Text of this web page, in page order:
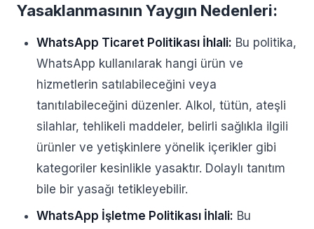
Yasaklanmasının Yaygın Nedenleri:
WhatsApp Ticaret Politikası İhlali: Bu politika,
WhatsApp kullanılarak hangi ürün ve
hizmetlerin satılabileceğini veya
tanıtılabileceğini düzenler. Alkol, tütün, ateşli
silahlar, tehlikeli maddeler, belirli sağlıkla ilgili
ürünler ve yetişkinlere yönelik içerikler gibi
kategoriler kesinlikle yasaktır. Dolaylı tanıtım
bile bir yasağı tetikleyebilir.
WhatsApp İşletme Politikası İhlali: Bu